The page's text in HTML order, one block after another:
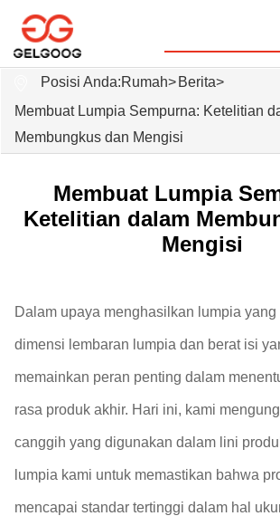
Posisi Anda:Rumah> Berita>
Membuat Lumpia Sempurna: Ketelitian
Membungkus dan Mengisi
Membuat Lumpia
Ketelitian dalam
Mengisi
Dalam upaya menghasilkan lumpia yang
dimensi lembaran lumpia dan berat isi
memainkan peran penting dalam
rasa produk akhir. Hari ini, kami
canggih yang digunakan dalam lini
lumpia kami untuk memastikan bahwa
mencapai standar tertinggi dalam hal